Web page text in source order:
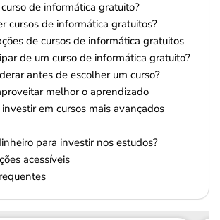
de informática gratuito?
cursos de informática gratuitos?
de cursos de informática gratuitos
de um curso de informática gratuito?
antes de escolher um curso?
melhor o aprendizado
em cursos mais avançados
para investir nos estudos?
acessíveis